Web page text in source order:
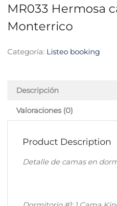
MR033 Hermosa
Monterrico
Categoría: Listeo booking
Descripción
Valoraciones (0)
Product Description
Detalle de camas en